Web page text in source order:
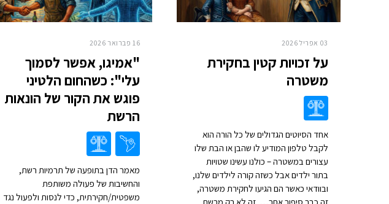
03 אפריל 2026
על זכויות קטין בחקירת
משטרה
אחד הסיוטים הגדולים של כל הורה הוא
לקבל טלפון המודיע לו שהבן או הבת שלו
עצורים במשטרה – כולנו עשינו שטויות
בתור ילדים אבל כשזה קורה לילדים שלנו,
ובוודאי כאשר הם הגיעו לחקירת משטרה,
16 פברואר 2026
"אמיגו, אפשר לסמוך
עלי": כשהחום הלטיני
פוגש את הקור של הונאות
הרשת
מאמר הדן בתופעה של תרמיות רשת,
והחשיבות של פעולה משותפת
משפטית/חקירתית, כדי לנסות ולפעול נגד